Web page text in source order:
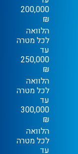
200,000
₪
הלוואה
לכל מטרה
עד
250,000
₪
הלוואה
לכל מטרה
עד
300,000
₪
הלוואה
לכל מטרה
עד